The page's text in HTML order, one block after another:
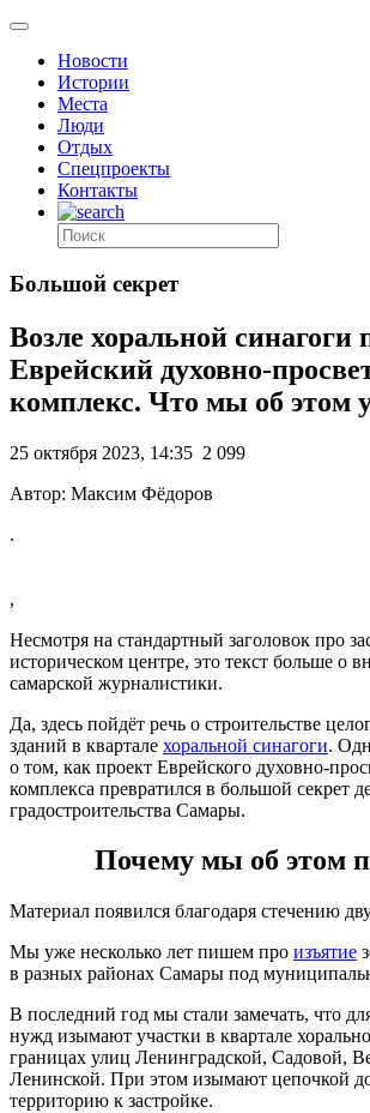
Новости
Истории
Места
Люди
Отдых
Спецпроекты
Контакты
Большой секрет
Возле хоральной синагоги
Еврейский духовно-
комплекс. Что мы об этом
25 октября 2023, 14:35 2 099
Автор: Максим Фёдоров
.
,
Несмотря на стандартный заголовок про
историческом центре, это текст больше о
самарской журналистики.
Да, здесь пойдёт речь о строительстве
зданий в квартале хоральной синагоги.
о том, как проект Еврейского духовно-
комплекса превратился в большой секрет
градостроительства Самары.
Почему мы об этом
Материал появился благодаря стечению
Мы уже несколько лет пишем про изъятие
в разных районах Самары под
В последний год мы стали замечать, что
нужд изымают участки в квартале
границах улиц Ленинградской, Садовой,
Ленинской. При этом изымают цепочкой
территорию к застройке.